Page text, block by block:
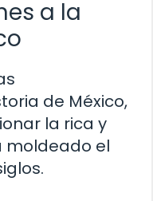
a la
de México,
la rica y
moldeado el